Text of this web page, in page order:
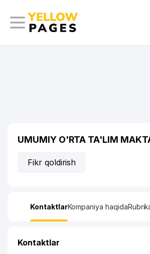
UMUMIY O'RTA TA'LIM
Fikr qoldirish
KontaktlarKompaniya haqida
Kontaktlar